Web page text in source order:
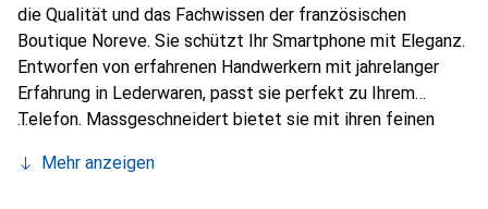
die Qualität und das Fachwissen der französischen
Boutique Noreve. Sie schützt Ihr Smartphone mit Eleganz.
Entworfen von erfahrenen Handwerkern mit jahrelanger
Erfahrung in Lederwaren, passt sie perfekt zu Ihrem
Telefon. Massgeschneidert bietet sie mit ihren feinen
unverzichtbaren Accessoire für Ihr Smartphone. Die Marke
Mehr anzeigen